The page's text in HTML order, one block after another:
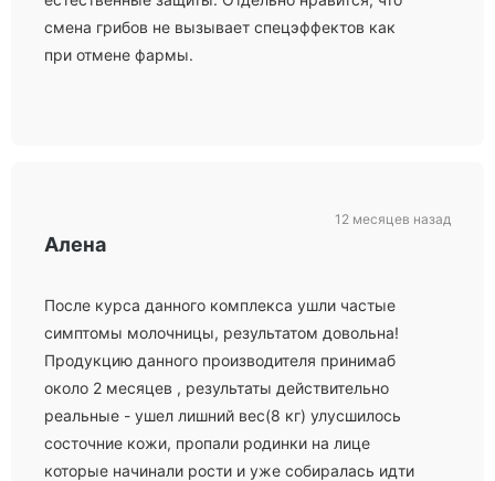
смена грибов не вызывает спецэффектов как
при отмене фармы.
Алена
После курса данного комплекса ушли частые
симптомы молочницы, результатом довольна!
Продукцию данного производителя принимаб
около 2 месяцев , результаты действительно
реальные - ушел лишний вес(8 кг) улусшилось
состочние кожи, пропали родинки на лице
которые начинали рости и уже собиралась идти
12 месяцев назад